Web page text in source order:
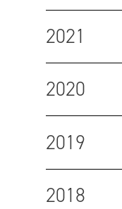
2021
2020
2019
2018